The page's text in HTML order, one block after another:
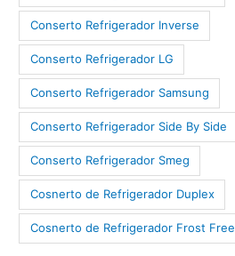
Conserto Refrigerador Inverse
Conserto Refrigerador LG
Conserto Refrigerador Samsung
Conserto Refrigerador Side By Side
Conserto Refrigerador Smeg
Cosnerto de Refrigerador Duplex
Cosnerto de Refrigerador Frost Free